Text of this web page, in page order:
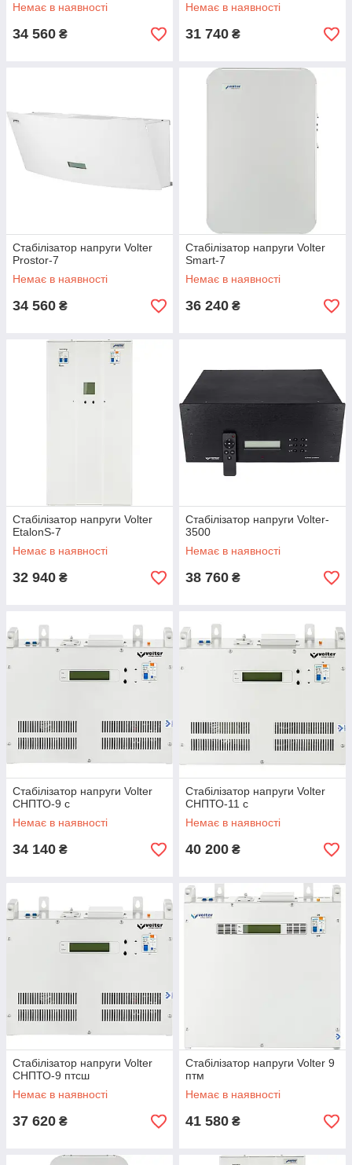
Немає в наявності
34 560 ₴
Немає в наявності
31 740 ₴
Стабілізатор напруги Volter
Prostor-7
Немає в наявності
34 560 ₴
Стабілізатор напруги Volter
Smart-7
Немає в наявності
36 240 ₴
Стабілізатор напруги Volter
EtalonS-7
Немає в наявності
32 940 ₴
Стабілізатор напруги Volter-
3500
Немає в наявності
38 760 ₴
Стабілізатор напруги Volter
СНПТО-9 с
Немає в наявності
34 140 ₴
Стабілізатор напруги Volter
СНПТО-11 с
Немає в наявності
40 200 ₴
Стабілізатор напруги Volter
СНПТО-9 птсш
Немає в наявності
37 620 ₴
Стабілізатор напруги Volter 9
птм
Немає в наявності
41 580 ₴